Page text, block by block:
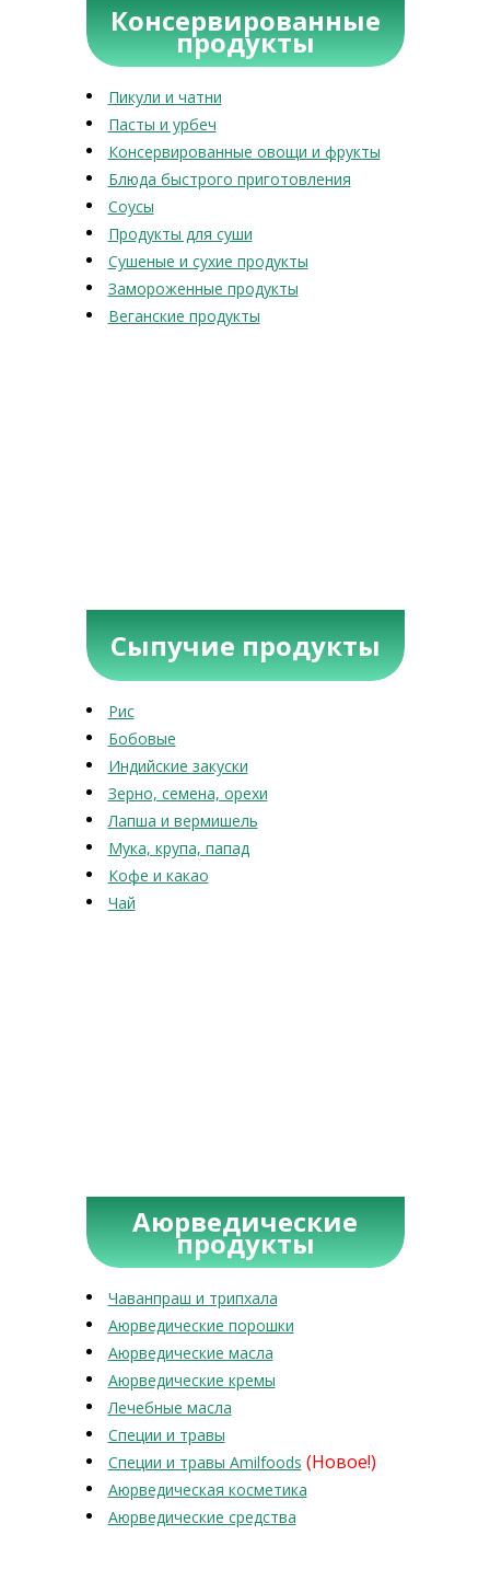
Консервированные
продукты
Пикули и чатни
Пасты и урбеч
Консервированные овощи и фрукты
Блюда быстрого приготовления
Соусы
Продукты для суши
Сушеные и сухие продукты
Замороженные продукты
Веганские продукты
Сыпучие продукты
Рис
Бобовые
Индийские закуски
Зерно, семена, орехи
Лапша и вермишель
Мука, крупа, папад
Кофе и какао
Чай
Аюрведические
продукты
Чаванпраш и трипхала
Аюрведические порошки
Аюрведические масла
Аюрведические кремы
Лечебные масла
Специи и травы
Специи и травы Amilfoods (Новое!)
Аюрведическая косметика
Аюрведические средства